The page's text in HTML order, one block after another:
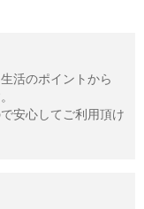
活のポイントから
安心してご利用頂け